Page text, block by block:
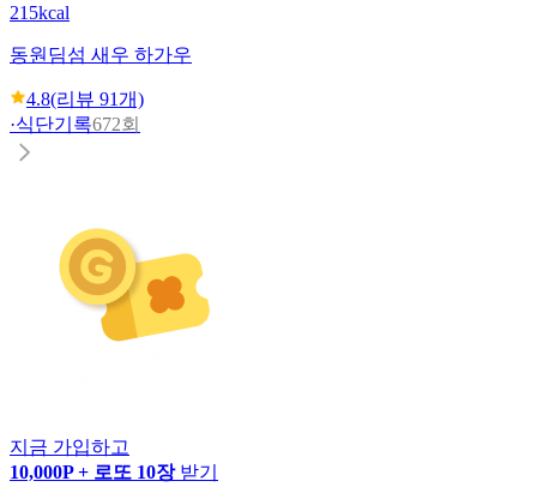
215kcal
동원 딤섬 새우 하가우
4.8(리뷰 91개)
·식단기록672회
지금 가입하고
10,000P + 로또 10장 받기